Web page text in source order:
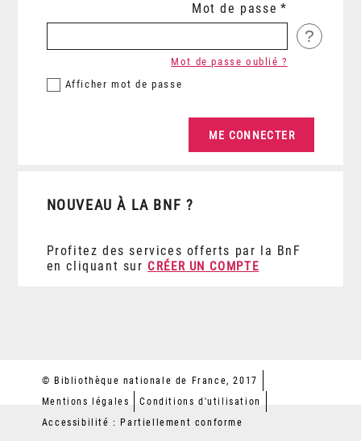
Mot de passe
?
Afficher mot de passe
Mot de passe oublié ?
NOUVEAU À LA BNF ?
Profitez des services offerts par la BnF
en cliquant sur CRÉER UN COMPTE
© Bibliothèque nationale de France, 2017
Mentions légales
Conditions d'utilisation
Accessibilité : Partiellement conforme